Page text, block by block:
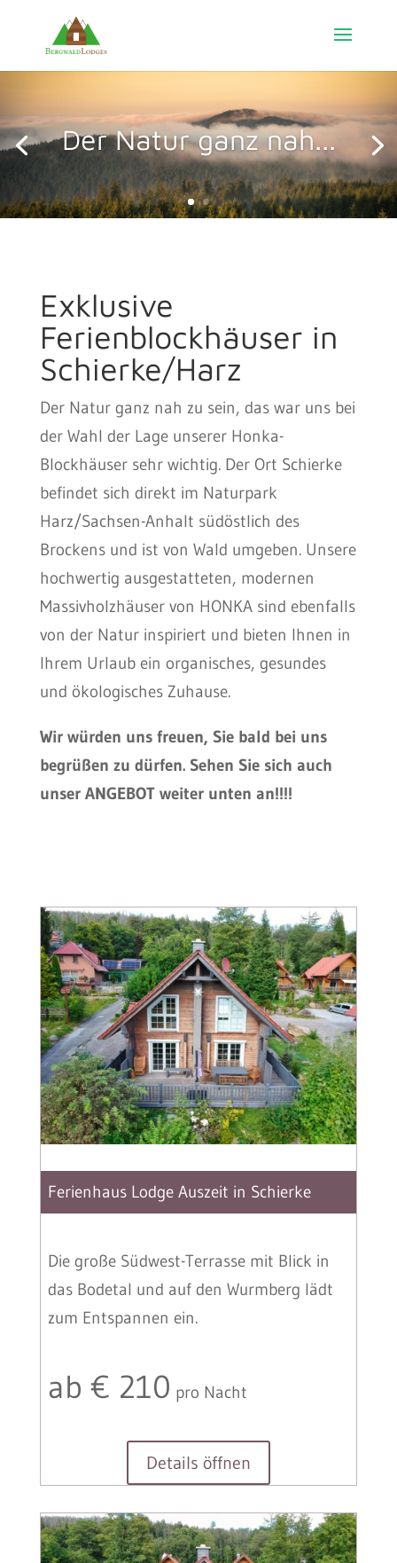
Der Natur ganz nah...
Exklusive
Ferienblockhäuser in
Schierke/Harz
Der Natur ganz nah zu sein, das war uns bei
der Wahl der Lage unserer Honka-
Blockhäuser sehr wichtig. Der Ort Schierke
befindet sich direkt im Naturpark
Harz/Sachsen-Anhalt südöstlich des
Brockens und ist von Wald umgeben. Unsere
hochwertig ausgestatteten, modernen
Massivholzhäuser von HONKA sind ebenfalls
von der Natur inspiriert und bieten Ihnen in
Ihrem Urlaub ein organisches, gesundes
und ökologisches Zuhause.
Wir würden uns freuen, Sie bald bei uns
begrüßen zu dürfen. Sehen Sie sich auch
unser ANGEBOT weiter unten an!!!!
Ferienhaus Lodge Auszeit in Schierke
Die große Südwest-Terrasse mit Blick in
das Bodetal und auf den Wurmberg lädt
zum Entspannen ein.
ab € 210 pro Nacht
Details öffnen